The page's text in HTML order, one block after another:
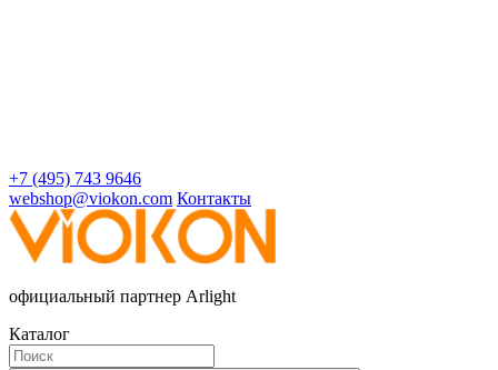
+7 (495) 743 9646
webshop@viokon.com Контакты
официальный партнер Arlight
Каталог